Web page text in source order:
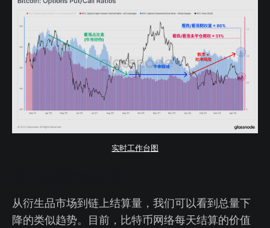
实时工作台图
从衍生品市场到链上结算量，我们可以看到总量下
降的类似趋势。目前，比特币网络每天结算的价值